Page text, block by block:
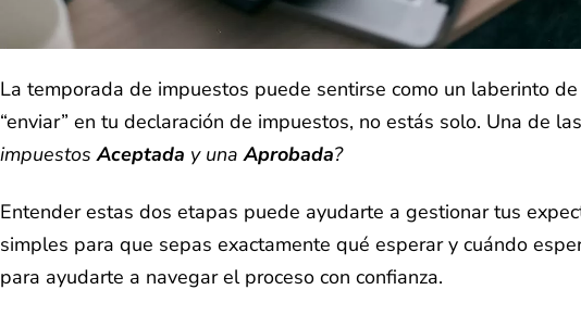
La temporada de impuestos puede sentirse como un laberinto
“enviar” en tu declaración de impuestos, no estás solo. Una de
impuestosAceptada y unaAprobada?
Entender estas dos etapas puede ayudarte a gestionar tus
simples para que sepas exactamente qué esperar y cuándo
para ayudarte a navegar el proceso con confianza.